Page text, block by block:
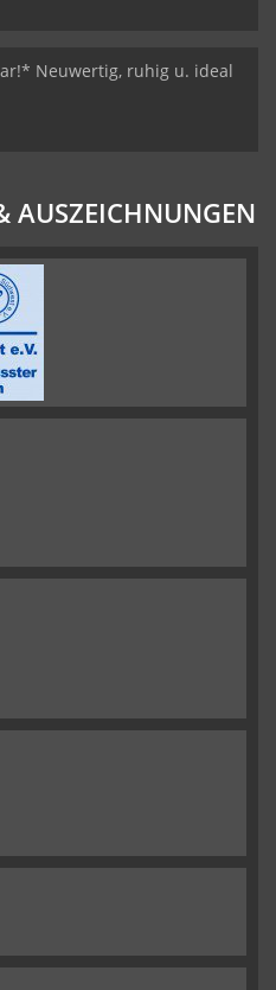
Neuwertig, ruhig u. ideal
AUSZEICHNUNGEN